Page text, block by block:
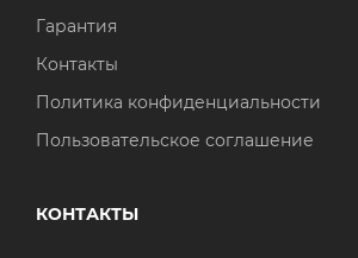
Гарантия
Контакты
Политика конфиденциальности
Пользовательское соглашение
КОНТАКТЫ